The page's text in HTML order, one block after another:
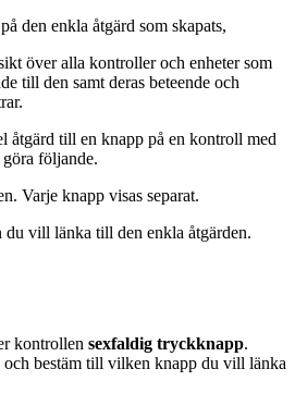
den enkla åtgärd som skapats,
över alla kontroller och enheter som
till den samt deras beteende och
åtgärd till en knapp på en kontroll med
följande.
Varje knapp visas separat.
vill länka till den enkla åtgärden.
kontrollen sexfaldig tryckknapp.
bestäm till vilken knapp du vill länka